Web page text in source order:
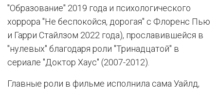
"Образование" 2019 года и психологического
хоррора "Не беспокойся, дорогая" с Флоренс Пью
и Гарри Стайлзом 2022 года), прославившейся в
"нулевых" благодаря роли "Тринадцатой" в
сериале "Доктор Хаус" (2007-2012).
Главные роли в фильме исполнила сама Уайлд,